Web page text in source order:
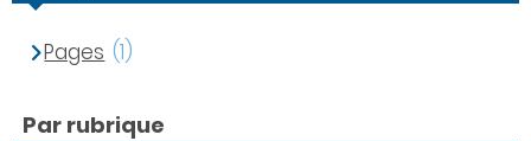
Pages (1)
Par rubrique